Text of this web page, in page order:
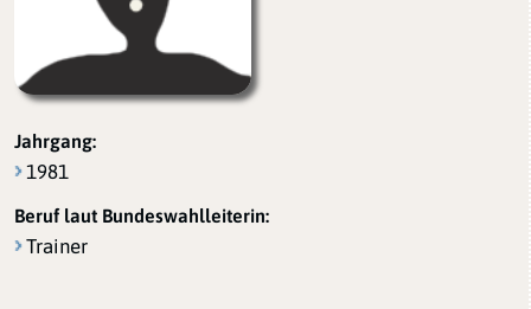
Jahrgang:
1981
Beruf laut Bundeswahlleiterin:
Trainer